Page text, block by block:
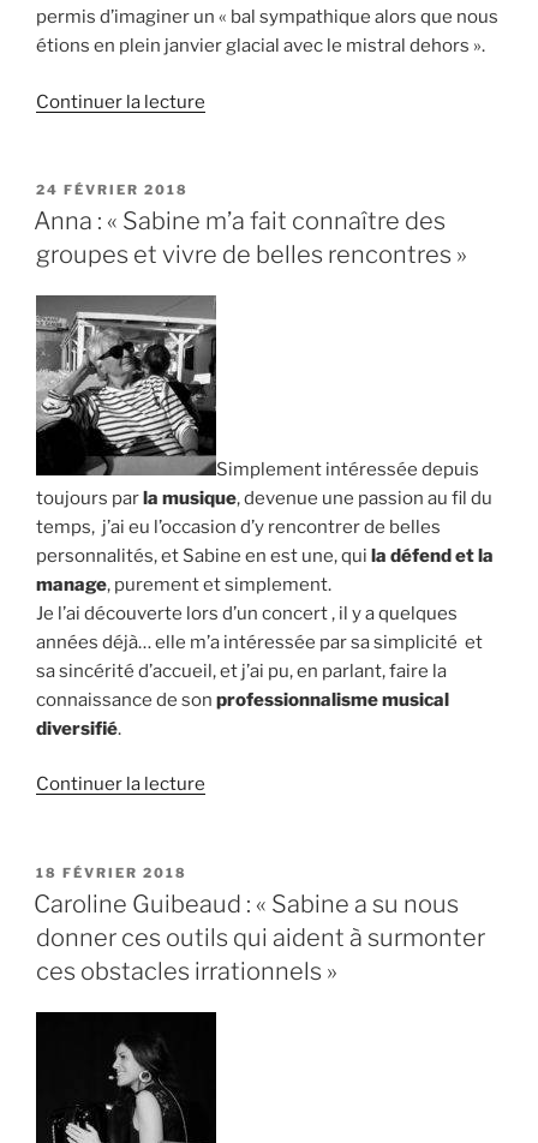
permis d’imaginer un « bal sympathique alors que nous
étions en plein janvier glacial avec le mistral dehors ».
Continuer la lecture
« Sabine
poisson
pilote,
hors
des
clichés » »
PUBLIÉ
LE
24 FÉVRIER 2018
Anna : « Sabine m’a fait connaître des
groupes et vivre de belles rencontres »
Simplement intéressée depuis
toujours parla musique, devenue une passion au fil du
temps, j’ai eu l’occasion d’y rencontrer de belles
personnalités, et Sabine en est une, qui la défend et la
manage, purement et simplement.
Je l’ai découverte lors d’un concert , il y a quelques
années déjà… elle m’a intéressée par sa simplicité et
sa sincérité d’accueil, et j’ai pu, en parlant, faire la
connaissance de son professionnalisme musical
diversifié.
Continuer la lecture
m’a
fait
connaître
des
groupes
PUBLIÉ
LE
18 FÉVRIER 2018
Caroline Guibeaud : « Sabine a su nous
donner ces outils qui aident à surmonter
ces obstacles irrationnels »